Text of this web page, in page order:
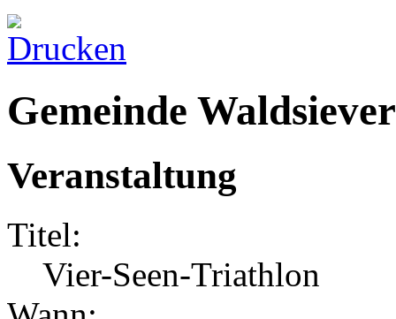
Gemeinde
Veranstaltung
Titel:
Vier-Seen-Triathlon